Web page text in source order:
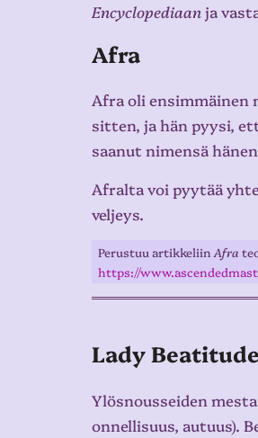
Encyclopediaan ja
Afra
Afra oli ensimmäinen
sitten, ja hän pyysi,
saanut nimensä
Afralta voi pyytää
veljeys.
Perustuu artikkeliin Afra
https://
Lady Beatitude
Ylösnousseiden
onnellisuus, autuus).